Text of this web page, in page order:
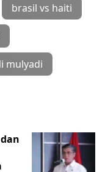
brasil vs haiti
mulyadi